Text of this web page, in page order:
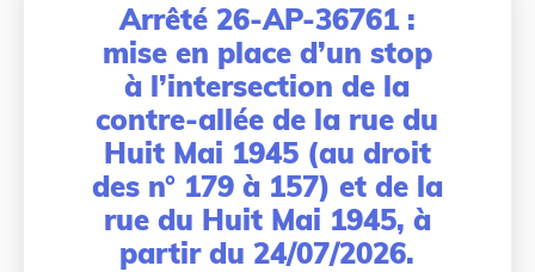
Arrêté 26-AP-36761 :
mise en place d’un stop
à l’intersection de la
contre-allée de la rue du
Huit Mai 1945 (au droit
des n° 179 à 157) et de la
rue du Huit Mai 1945, à
partir du 24/07/2026.